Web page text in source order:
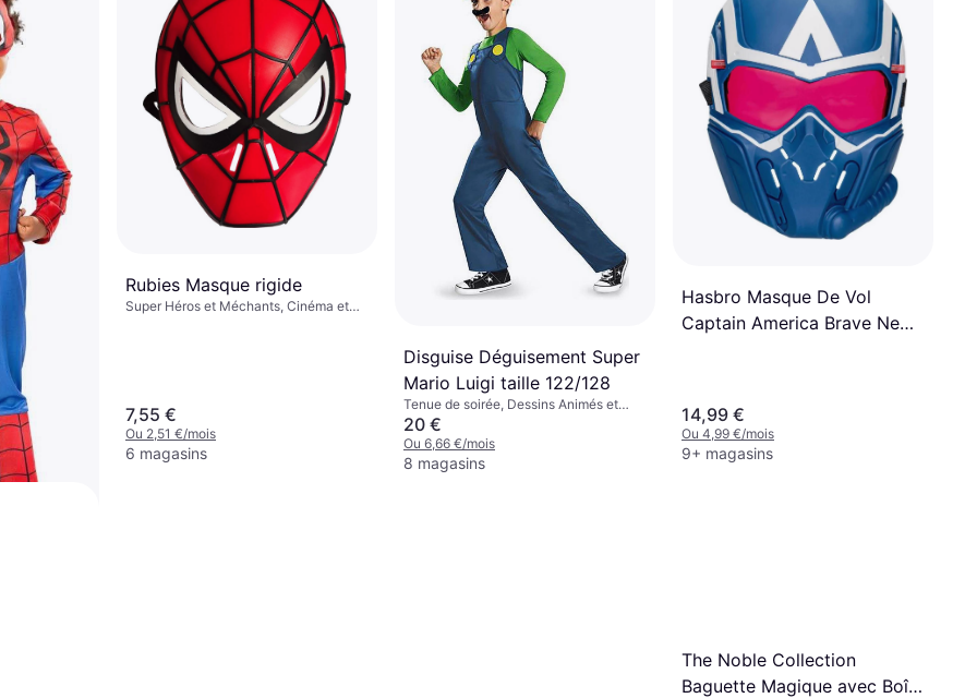
Rubies Déguisement
Stormtrooper Taille 7/8 ans
Tenue de soirée, Cinéma et TV,
Science-Fiction, Guerre des étoiles
24,95 €
Ou 8,31 €/mois
7 magasins
Rubies Masque rigide
Super Héros et Méchants, Cinéma et
7,55 €
Ou 2,51 €/mois
6 magasins
Disguise Déguisement Super
Mario Luigi taille 122/128
Tenue de soirée, Dessins Animés et
Animation, Cinéma et TV, Jeux et
Jouets, Autre Film & TV
20 €
Ou 6,66 €/mois
8 magasins
Hasbro Masque De Vol
Captain America Brave New
14,99 €
Ou 4,99 €/mois
9+ magasins
The Noble Collection
Baguette Magique avec Boîte